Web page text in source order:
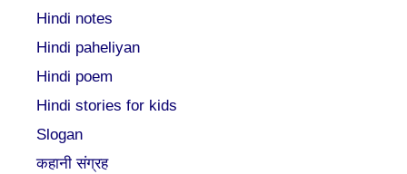
Hindi notes
Hindi paheliyan
Hindi poem
Hindi stories for kids
Slogan
कहानी संग्रह